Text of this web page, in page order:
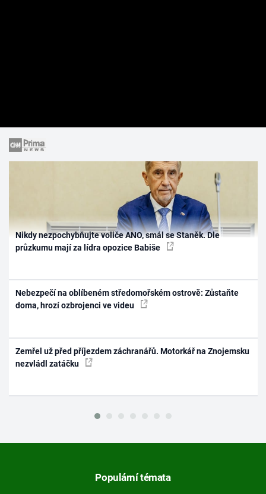
Nikdy nezpochybňujte voliče ANO, smál se Staněk. Dle
průzkumu mají za lídra opozice Babiše
Nebezpečí na oblíbeném středomořském ostrově: Zůstaňte
doma, hrozí ozbrojenci ve videu
Zemřel už před příjezdem záchranářů. Motorkář na Znojemsku
nezvládl zatáčku
Populární témata